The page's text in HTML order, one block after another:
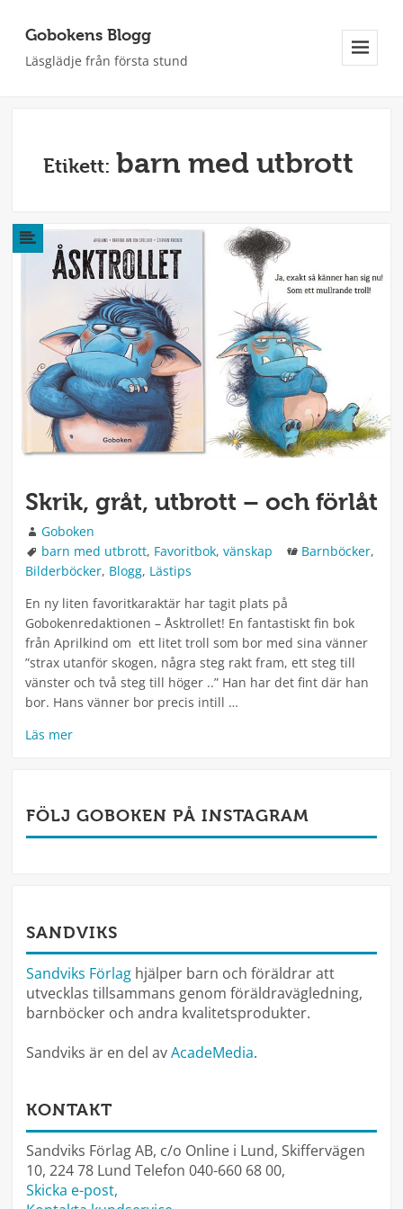
Gobokens Blogg
Läsglädje från första stund
Etikett: barn med utbrott
Skrik, gråt, utbrott – och förlåt
Författare
Goboken
Taggar
barn med utbrott, Favoritbok, vänskap Kategorier
Barnböcker,
Bilderböcker, Blogg, Lästips
En ny liten favoritkaraktär har tagit plats på
Gobokenredaktionen – Åsktrollet! En fantastiskt fin bok
från Aprilkind om ett litet troll som bor med sina vänner
”strax utanför skogen, några steg rakt fram, ett steg till
vänster och två steg till höger ..” Han har det fint där han
bor. Hans vänner bor precis intill …
Läs mer
FÖLJ GOBOKEN PÅ INSTAGRAM
SANDVIKS
Sandviks Förlag hjälper barn och föräldrar att
utvecklas tillsammans genom föräldravägledning,
barnböcker och andra kvalitetsprodukter.
Sandviks är en del avAcadeMedia.
KONTAKT
Sandviks Förlag AB, c/o Online i Lund, Skiffervägen
10, 224 78 Lund Telefon 040-660 68 00,
Skicka e-post,